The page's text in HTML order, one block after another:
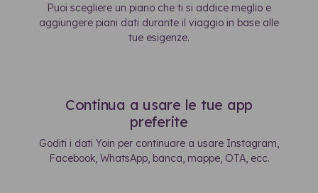
Puoi scegliere un piano che ti si addice meglio e
aggiungere piani dati durante il viaggio in base alle
tue esigenze.
Continua a usare le tue app
preferite
Goditi i dati Yoin per continuare a usare Instagram,
Facebook, WhatsApp, banca, mappe, OTA, ecc.